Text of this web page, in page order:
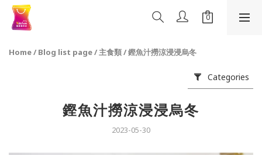
Home/ Blog list page/主食類/鏗魚汁撈涼浸浸烏冬
Categories
鏗魚汁撈涼浸浸烏冬
2023-05-30